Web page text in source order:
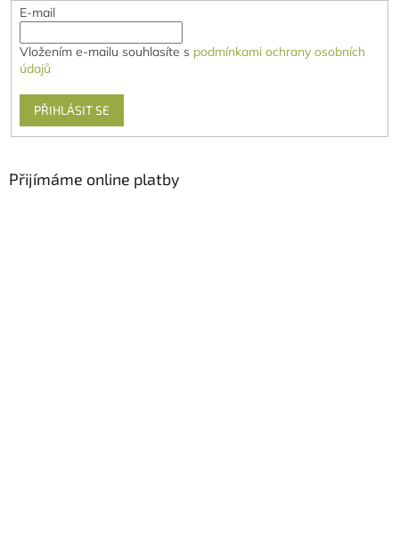
E-mail
Vložením e-mailu souhlasíte s podmínkami ochrany osobních
údajů
PŘIHLÁSIT SE
Přijímáme online platby